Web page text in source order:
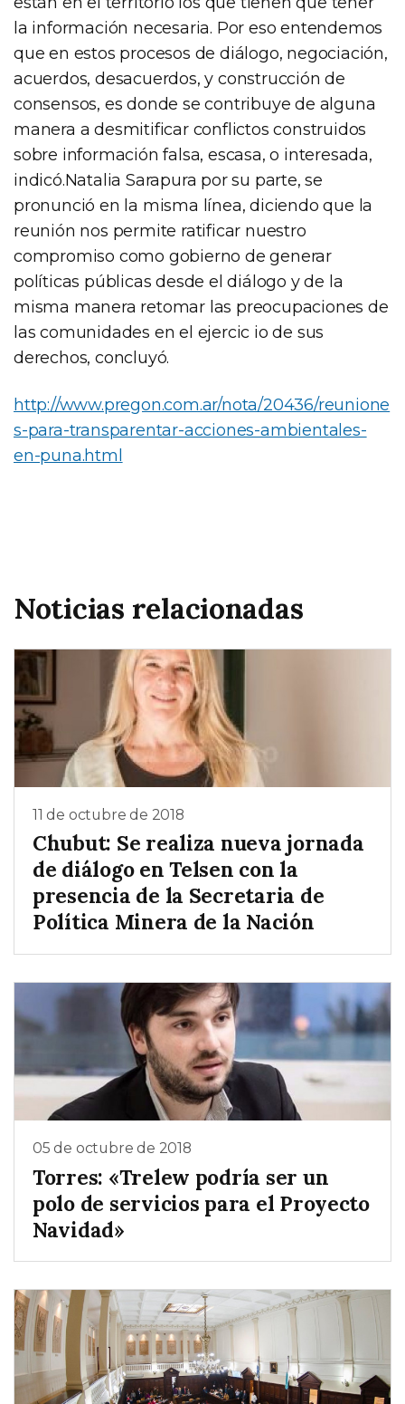
la información necesaria. Por eso entendemos
que en estos procesos de diálogo, negociación,
acuerdos, desacuerdos, y construcción de
consensos, es donde se contribuye de alguna
manera a desmitificar conflictos construidos
sobre información falsa, escasa, o interesada,
indicó.Natalia Sarapura por su parte, se
pronunció en la misma línea, diciendo que la
reunión nos permite ratificar nuestro
compromiso como gobierno de generar
políticas públicas desde el diálogo y de la
misma manera retomar las preocupaciones de
las comunidades en el ejercic io de sus
derechos, concluyó.
http://www.pregon.com.ar/nota/20436/reunione
s-para-transparentar-acciones-ambientales-
en-puna.html
Noticias relacionadas
11 de octubre de 2018
Chubut: Se realiza nueva jornada
de diálogo en Telsen con la
presencia de la Secretaria de
Política Minera de la Nación
05 de octubre de 2018
Torres: «Trelew podría ser un
polo de servicios para el Proyecto
Navidad»